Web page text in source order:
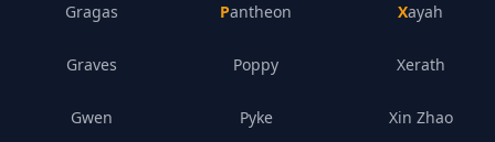
Gragas
Graves
Gwen
Pantheon
Poppy
Pyke
Xayah
Xerath
Xin Zhao